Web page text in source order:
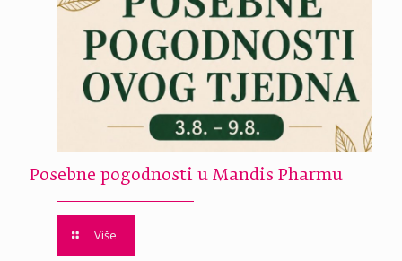
Posebne pogodnosti u Mandis Pharmu
Više